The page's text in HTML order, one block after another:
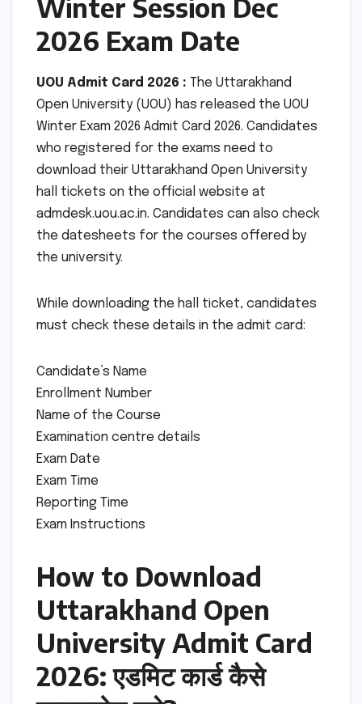
Winter Session Dec
2026 Exam Date
UOU Admit Card 2026 : The Uttarakhand
Open University (UOU) has released the UOU
Winter Exam 2026 Admit Card 2026. Candidates
who registered for the exams need to
download their Uttarakhand Open University
hall tickets on the official website at
admdesk.uou.ac.in. Candidates can also check
the datesheets for the courses offered by
the university.
While downloading the hall ticket, candidates
must check these details in the admit card:
Candidate’s Name
Enrollment Number
Name of the Course
Examination centre details
Exam Date
Exam Time
Reporting Time
Exam Instructions
How to Download
Uttarakhand Open
University Admit Card
2026: एडमिट कार्ड कैसे